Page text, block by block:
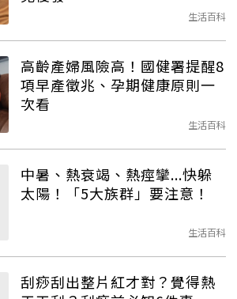
生活百科
高齡產婦風險高！國健署提醒8
項早產徵兆、孕期健康原則一
次看
生活百科
中暑、熱衰竭、熱痙攣...快躲
太陽！「5大族群」要注意！
生活百科
刮痧刮出整片紅才對？覺得熱